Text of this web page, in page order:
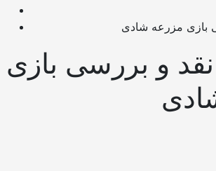
بازی مزرعه شادی
و بررسی بازی